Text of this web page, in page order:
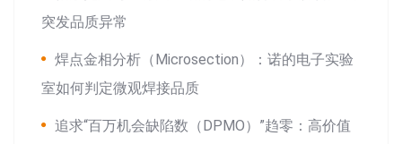
突发品质异常
焊点金相分析（Microsection）：诺的电子实验
室如何判定微观焊接品质
追求“百万机会缺陷数（DPMO）”趋零：高价值